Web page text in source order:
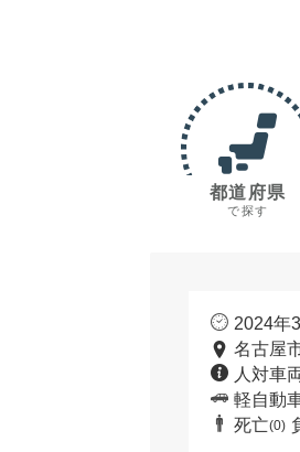
都道府県
で探す
2024年
名古屋
人対車
軽自動
死亡(0)